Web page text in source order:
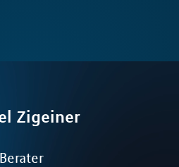
Zigeiner
Berater